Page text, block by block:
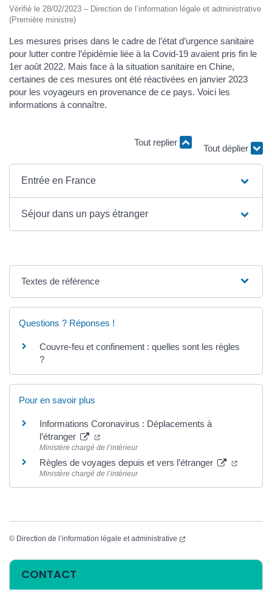
Vérifié le 28/02/2023 – Direction de l’information légale et administrative
(Première ministre)
Les mesures prises dans le cadre de l’état d’urgence sanitaire
pour lutter contre l’épidémie liée à la Covid-19 avaient pris fin le
1er août 2022. Mais face à la situation sanitaire en Chine,
certaines de ces mesures ont été réactivées en janvier 2023
pour les voyageurs en provenance de ce pays. Voici les
informations à connaître.
Tout replier
Tout déplier
Entrée en France
Séjour dans un pays étranger
Textes de référence
Questions ? Réponses !
Couvre-feu et confinement : quelles sont les règles
?
Pour en savoir plus
Informations Coronavirus : Déplacements à
l’étranger
(ouverture dans un nouvel onglet)
Ministère chargé de l’intérieur
Règles de voyages depuis et vers l’étranger
Ministère chargé de l’intérieur
© Direction de l’information légale et administrative (ouverture dans un
Informations complémentaires
CONTACT